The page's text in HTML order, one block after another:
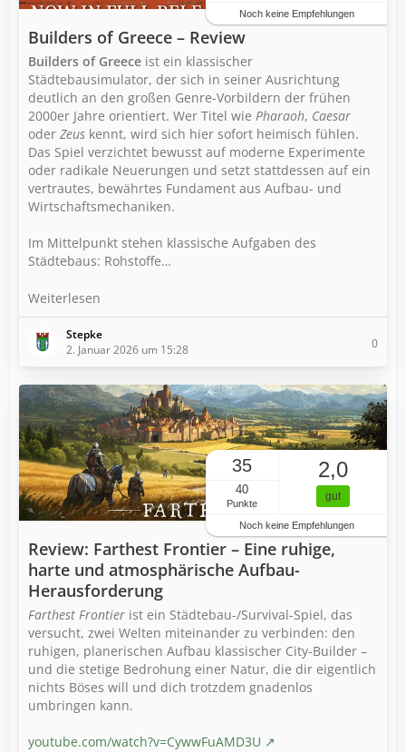
Noch keine Empfehlungen
Builders of Greece – Review
Builders of Greece ist ein klassischer
Städtebausimulator, der sich in seiner Ausrichtung
deutlich an den großen Genre-Vorbildern der frühen
2000er Jahre orientiert. Wer Titel wie Pharaoh, Caesar
oder Zeus kennt, wird sich hier sofort heimisch fühlen.
Das Spiel verzichtet bewusst auf moderne Experimente
oder radikale Neuerungen und setzt stattdessen auf ein
vertrautes, bewährtes Fundament aus Aufbau- und
Wirtschaftsmechaniken.
Im Mittelpunkt stehen klassische Aufgaben des
Städtebaus: Rohstoffe…
Weiterlesen
Stepke
2. Januar 2026 um 15:28
0
35
40
Punkte
2,0
gut
Noch keine Empfehlungen
Review: Farthest Frontier – Eine ruhige,
harte und atmosphärische Aufbau-
Herausforderung
Farthest Frontier ist ein Städtebau-/Survival-Spiel, das
versucht, zwei Welten miteinander zu verbinden: den
ruhigen, planerischen Aufbau klassischer City-Builder –
und die stetige Bedrohung einer Natur, die dir eigentlich
nichts Böses will und dich trotzdem gnadenlos
umbringen kann.
youtube.com/watch?v=CywwFuAMD3U